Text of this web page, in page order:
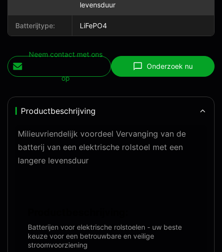
levensduur
Batterijtype: LiFePO4
Neem contact met ons
op
Onderzoek nu
Productbeschrijving
Milieuvriendelijk voordeel Vervanging van de
batterij van een elektrische rolstoel met een
langere levensduur
Batterijen voor elektrische rolstoelen - uw beste
keuze voor een betrouwbare en veilige
stroomvoorziening